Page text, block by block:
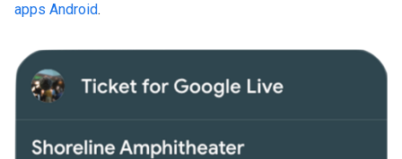
apps Android.